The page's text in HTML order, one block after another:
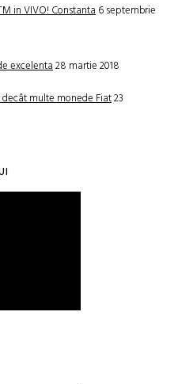
in VIVO! Constanta6 septembrie
excelenta28 martie 2018
decât multe monede Fiat23